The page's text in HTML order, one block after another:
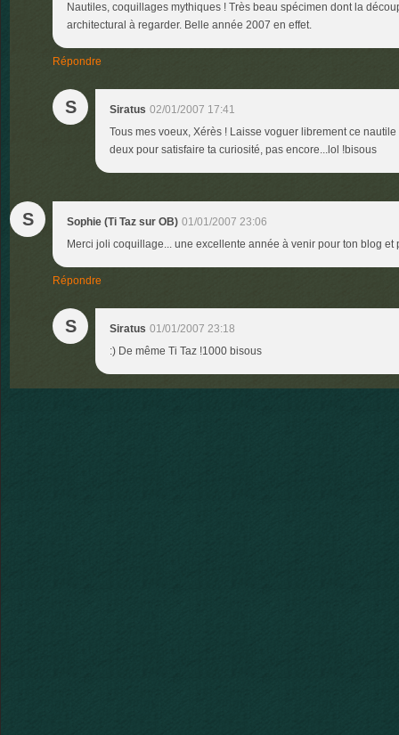
Nautiles, coquillages mythiques ! Très beau spécimen dont la
architectural à regarder. Belle année 2007 en effet.
Répondre
S Siratus 02/01/2007 17:41
Tous mes voeux, Xérès ! Laisse voguer librement ce
deux pour satisfaire ta curiosité, pas encore...lol !bisous
S Sophie (Ti Taz sur OB) 01/01/2007 23:06
Merci joli coquillage... une excellente année à venir pour ton blog et
Répondre
S Siratus 01/01/2007 23:18
:) De même Ti Taz !1000 bisous